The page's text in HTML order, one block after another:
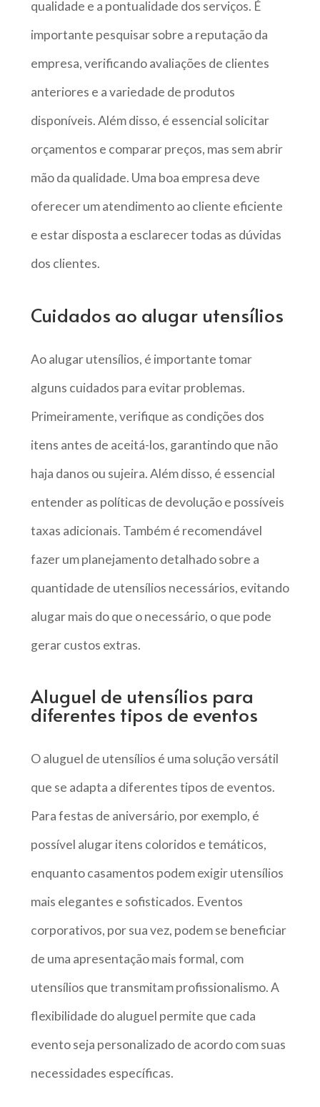
qualidade e a pontualidade dos serviços. É
importante pesquisar sobre a reputação da
empresa, verificando avaliações de clientes
anteriores e a variedade de produtos
disponíveis. Além disso, é essencial solicitar
orçamentos e comparar preços, mas sem abrir
mão da qualidade. Uma boa empresa deve
oferecer um atendimento ao cliente eficiente
e estar disposta a esclarecer todas as dúvidas
dos clientes.
Cuidados ao alugar utensílios
Ao alugar utensílios, é importante tomar
alguns cuidados para evitar problemas.
Primeiramente, verifique as condições dos
itens antes de aceitá-los, garantindo que não
haja danos ou sujeira. Além disso, é essencial
entender as políticas de devolução e possíveis
taxas adicionais. Também é recomendável
fazer um planejamento detalhado sobre a
quantidade de utensílios necessários, evitando
alugar mais do que o necessário, o que pode
gerar custos extras.
Aluguel de utensílios para
diferentes tipos de eventos
O aluguel de utensílios é uma solução versátil
que se adapta a diferentes tipos de eventos.
Para festas de aniversário, por exemplo, é
possível alugar itens coloridos e temáticos,
enquanto casamentos podem exigir utensílios
mais elegantes e sofisticados. Eventos
corporativos, por sua vez, podem se beneficiar
de uma apresentação mais formal, com
utensílios que transmitam profissionalismo. A
flexibilidade do aluguel permite que cada
evento seja personalizado de acordo com suas
necessidades específicas.